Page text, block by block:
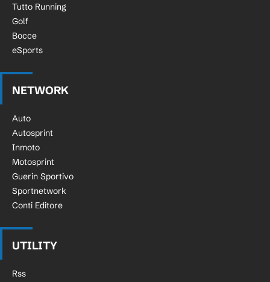
Tutto Running
Golf
Bocce
eSports
NETWORK
Auto
Autosprint
Inmoto
Motosprint
Guerin Sportivo
Sportnetwork
Conti Editore
UTILITY
Rss